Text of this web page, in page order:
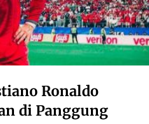
Ronaldo
di Panggung